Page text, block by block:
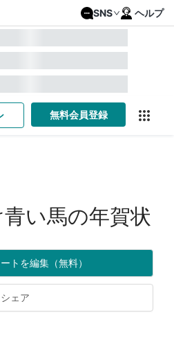
SNS ヘルプ
無料会員登録
い馬の年賀状
トを編集（無料）
シェア